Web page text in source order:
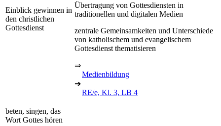
Einblick gewinnen in
den christlichen
Gottesdienst
Übertragung von Gottesdiensten in
traditionellen und digitalen Medien
zentrale Gemeinsamkeiten und Unterschiede
von katholischem und evangelischem
Gottesdienst thematisieren
⇒
Medienbildung
➔
RE/e, Kl. 3, LB 4
beten, singen, das
Wort Gottes hören